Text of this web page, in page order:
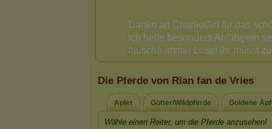
Die Pferde von Rian fan de Vries
Apler Götter/Wildpferde Goldene
Wähle einen Reiter, um die Pferde anzusehen!